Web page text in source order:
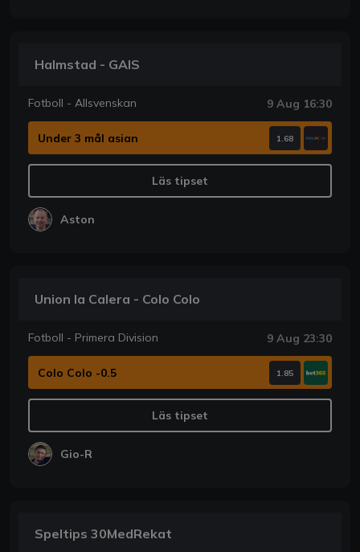
Halmstad - GAIS
Fotboll - Allsvenskan 9 Aug 16:30
Under 3 mål asian 1.68
Läs tipset
Aston
Union la Calera - Colo Colo
Fotboll - Primera Division 9 Aug 23:30
Colo Colo -0.5 1.85
Läs tipset
Gio-R
Speltips 30MedRekat